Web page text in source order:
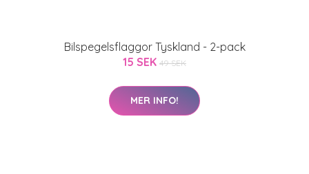
Bilspegelsflaggor Tyskland - 2-pack
15 SEK 49 SEK
MER INFO!